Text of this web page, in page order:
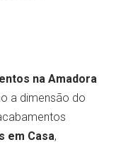
na Amadora
a dimensão do
em Casa,